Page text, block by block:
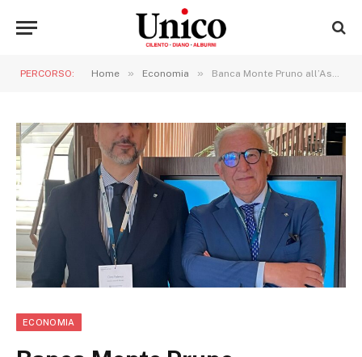
PERCORSO: Home » Economia » Banca Monte Pruno all’Assemblea di Cassa Centrale Banca
ECONOMIA